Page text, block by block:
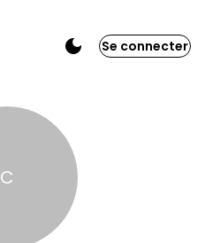
Se connecter
C